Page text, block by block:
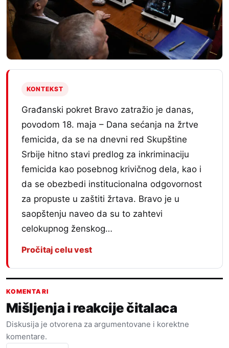
KONTEKST
Građanski pokret Bravo zatražio je danas,
povodom 18. maja – Dana sećanja na žrtve
femicida, da se na dnevni red Skupštine
Srbije hitno stavi predlog za inkriminaciju
femicida kao posebnog krivičnog dela, kao i
da se obezbedi institucionalna odgovornost
za propuste u zaštiti žrtava. Bravo je u
saopštenju naveo da su to zahtevi
celokupnog ženskog…
Pročitaj celu vest
KOMENTARI
Mišljenja i reakcije čitalaca
Diskusija je otvorena za argumentovane i korektne
komentare.